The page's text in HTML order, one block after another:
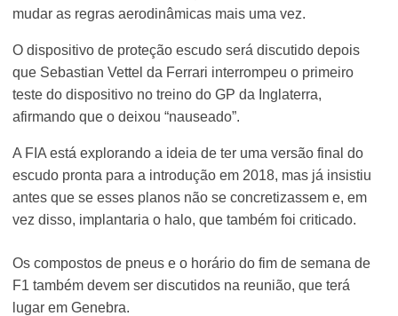
mudar as regras aerodinâmicas mais uma vez.
O dispositivo de proteção escudo será discutido depois
que Sebastian Vettel da Ferrari interrompeu o primeiro
teste do dispositivo no treino do GP da Inglaterra,
afirmando que o deixou “nauseado”.
A FIA está explorando a ideia de ter uma versão final do
escudo pronta para a introdução em 2018, mas já insistiu
antes que se esses planos não se concretizassem e, em
vez disso, implantaria o halo, que também foi criticado.
Os compostos de pneus e o horário do fim de semana de
F1 também devem ser discutidos na reunião, que terá
lugar em Genebra.